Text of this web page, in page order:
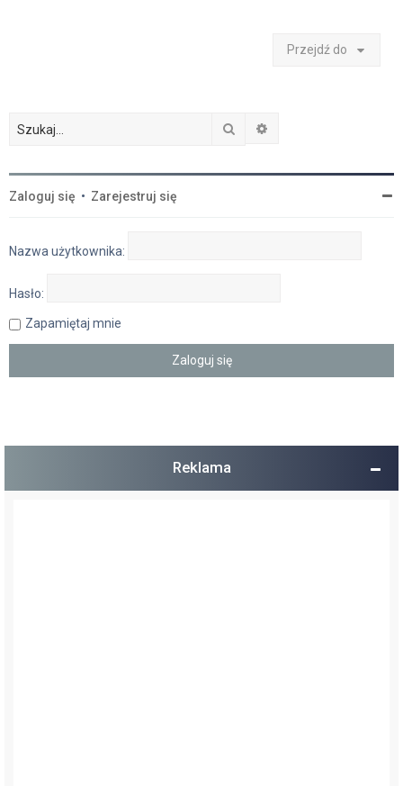
Przejdź do
Szukaj
Zaloguj się • Zarejestruj się
Nazwa użytkownika:
Hasło:
Zapamiętaj mnie
Reklama